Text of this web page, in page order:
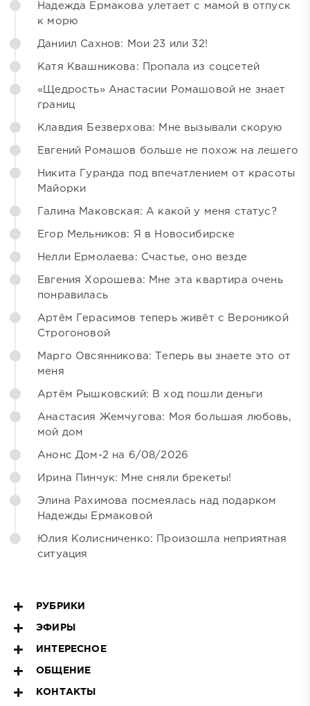
Надежда Ермакова улетает с мамой в отпуск
к морю
Даниил Сахнов: Мои 23 или 32!
Катя Квашникова: Пропала из соцсетей
«Щедрость» Анастасии Ромашовой не знает
границ
Клавдия Безверхова: Мне вызывали скорую
Евгений Ромашов больше не похож на лешего
Никита Гуранда под впечатлением от красоты
Майорки
Галина Маковская: А какой у меня статус?
Егор Мельников: Я в Новосибирске
Нелли Ермолаева: Счастье, оно везде
Евгения Хорошева: Мне эта квартира очень
понравилась
Артём Герасимов теперь живёт с Вероникой
Строгоновой
Марго Овсянникова: Теперь вы знаете это от
меня
Артём Рышковский: В ход пошли деньги
Анастасия Жемчугова: Моя большая любовь,
мой дом
Анонс Дом-2 на 6/08/2026
Ирина Пинчук: Мне сняли брекеты!
Элина Рахимова посмеялась над подарком
Надежды Ермаковой
Юлия Колисниченко: Произошла неприятная
ситуация
РУБРИКИ
ЭФИРЫ
ИНТЕРЕСНОЕ
ОБЩЕНИЕ
КОНТАКТЫ